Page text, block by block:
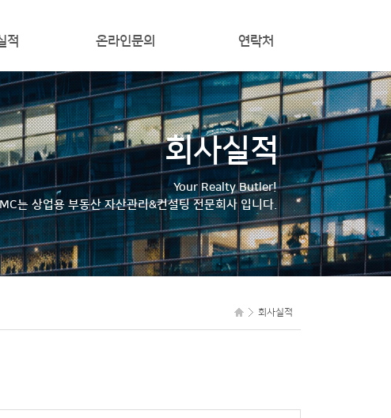
적 온라인문의 연락처
회사실적
Your Realty Butler!
는 상업용 부동산 자산관리&컨설팅 전문회사 입니다.
회사실적